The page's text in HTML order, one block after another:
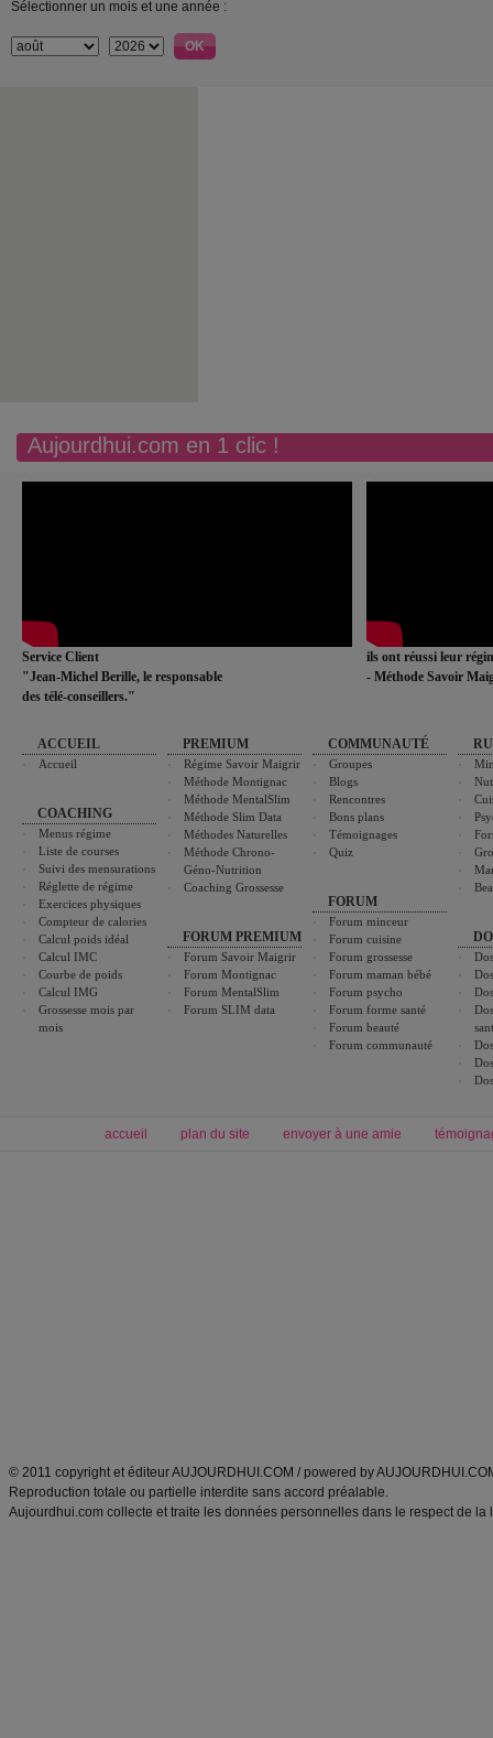
Sélectionner un mois et une année :
Aujourdhui.com en 1 clic !
Service Client
"Jean-Michel Berille, le responsable
des télé-conseillers."
ils ont réussi leur
- Méthode Savoir
ACCUEIL
Accueil
COACHING
Menus régime
Liste de courses
Suivi des mensurations
Réglette de régime
Exercices physiques
Compteur de calories
Calcul poids idéal
Calcul IMC
Courbe de poids
Calcul IMG
Grossesse mois par
mois
PREMIUM
Régime Savoir Maigrir
Méthode Montignac
Méthode MentalSlim
Méthode Slim Data
Méthodes Naturelles
Méthode Chrono-
Géno-Nutrition
Coaching Grossesse
FORUM PREMIUM
Forum Savoir Maigrir
Forum Montignac
Forum MentalSlim
Forum SLIM data
COMMUNAUTÉ
Groupes
Blogs
Rencontres
Bons plans
Témoignages
Quiz
FORUM
Forum minceur
Forum cuisine
Forum grossesse
Forum maman bébé
Forum psycho
Forum forme santé
Forum beauté
Forum communauté
accueil plan du site envoyer à une amie
© 2011 copyright et éditeur AUJOURDHUI.COM / powered by
Reproduction totale ou partielle interdite sans accord préalable.
Aujourdhui.com collecte et traite les données personnelles dans le respect de